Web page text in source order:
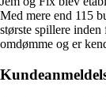
Med mere end 115
største spillere
omdømme og er